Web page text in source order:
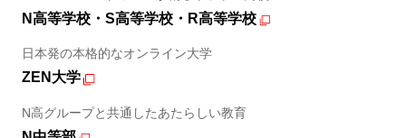
N高等学校・S高等学校・R高等学校
日本発の本格的なオンライン大学
ZEN大学
N高グループと共通したあたらしい教育